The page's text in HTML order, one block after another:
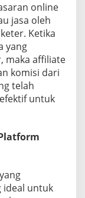
online
jasa oleh
Ketika
yang
maka affiliate
komisi dari
telah
untuk
ideal untuk